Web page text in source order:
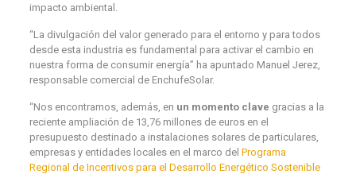
impacto ambiental.
“La divulgación del valor generado para el entorno y para todos
desde esta industria es fundamental para activar el cambio en
nuestra forma de consumir energía” ha apuntado Manuel Jerez,
responsable comercial de EnchufeSolar.
“Nos encontramos, además, en un momento clave gracias a la
reciente ampliación de 13,76 millones de euros en el
presupuesto destinado a instalaciones solares de particulares,
empresas y entidades locales en el marco del Programa
Regional de Incentivos para el Desarrollo Energético Sostenible